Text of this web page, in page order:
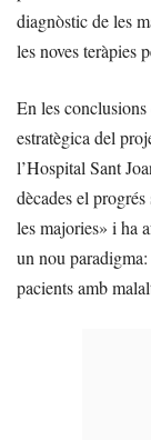
diagnòstic de les
les noves teràpies
En les
estratègica del
l’Hospital Sant
dècades el
les majories» i ha
un nou paradigma:
pacients amb